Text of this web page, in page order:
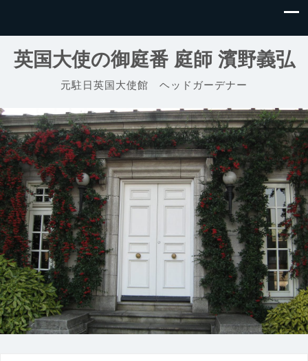
英国大使の御庭番 庭師 濱野義弘
元駐日英国大使館 ヘッドガーデナー